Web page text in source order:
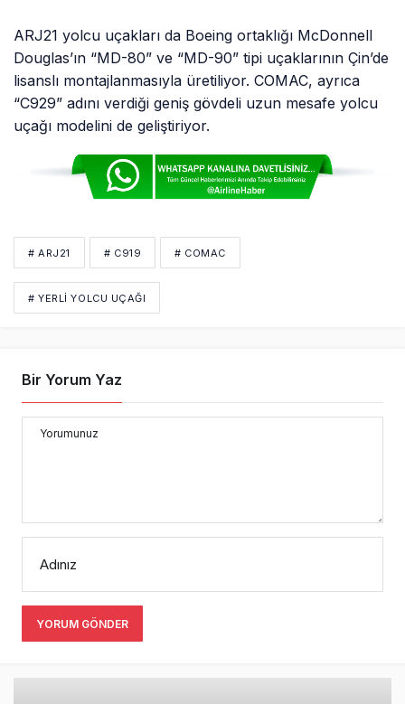
ARJ21 yolcu uçakları da Boeing ortaklığı McDonnell
Douglas’ın “MD-80” ve “MD-90” tipi uçaklarının Çin’de
lisanslı montajlanmasıyla üretiliyor. COMAC, ayrıca
“C929” adını verdiği geniş gövdeli uzun mesafe yolcu
uçağı modelini de geliştiriyor.
# ARJ21 # C919 # COMAC
# YERLI YOLCU UÇAĞI
Bir Yorum Yaz
Yorumunuz
Adınız
YORUM GÖNDER